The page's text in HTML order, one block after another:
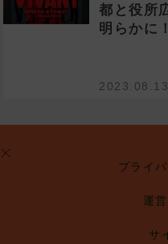
都と役所
明らかに！
2023.08.13
プライ
運
サ